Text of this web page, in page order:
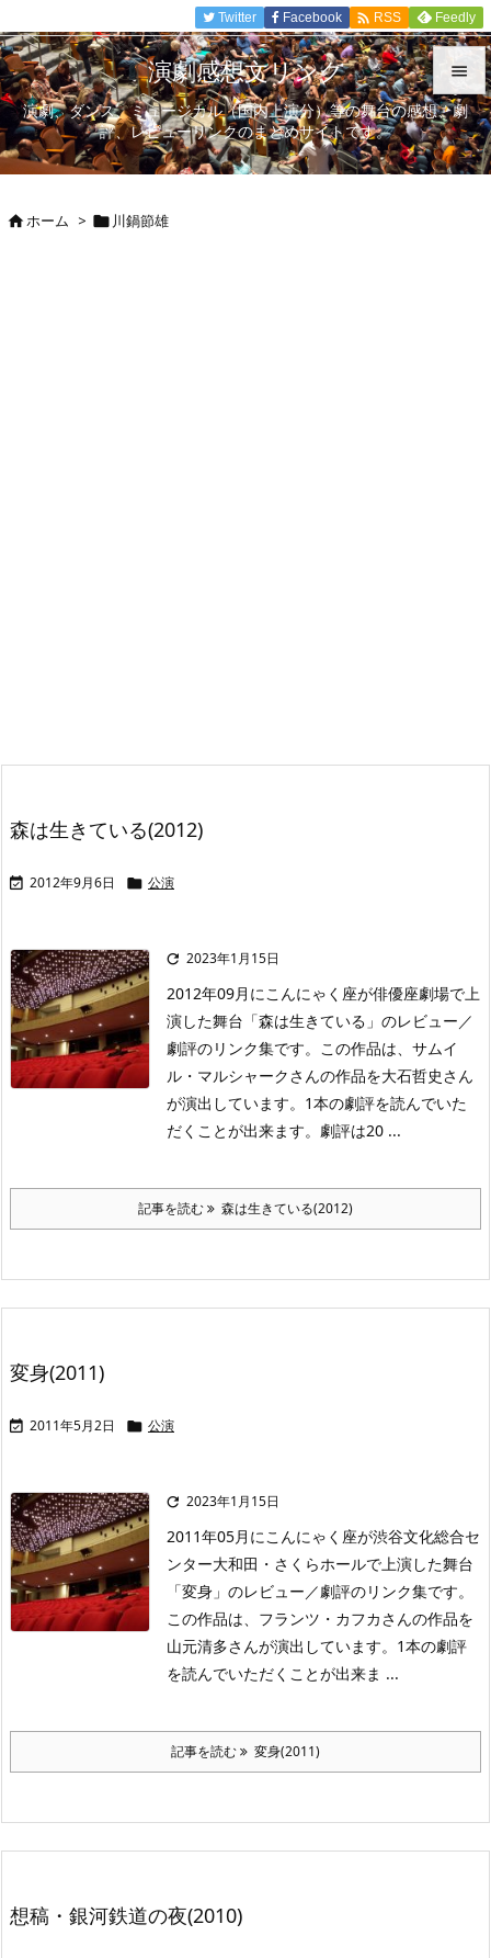


メニュ

Twitter Facebook  RSS Feedly
演劇感想文リンク
演劇、ダンス、ミュージカル（国内上演分）等の舞台の感想、劇
評、レビューリンクのまとめサイトです。
ホーム >  川鍋節雄
森は生きている(2012)
 2012年9月6日  公演
 2023年1月15日
2012年09月にこんにゃく座が俳優座劇場で上
演した舞台「森は生きている」のレビュー／
劇評のリンク集です。この作品は、サムイ
ル・マルシャークさんの作品を大石哲史さん
が演出しています。1本の劇評を読んでいた
だくことが出来ます。劇評は20 ...
記事を読む 森は生きている(2012)
変身(2011)
 2011年5月2日  公演
 2023年1月15日
2011年05月にこんにゃく座が渋谷文化総合セ
ンター大和田・さくらホールで上演した舞台
「変身」のレビュー／劇評のリンク集です。
この作品は、フランツ・カフカさんの作品を
山元清多さんが演出しています。1本の劇評
を読んでいただくことが出来ま ...
記事を読む 変身(2011)
想稿・銀河鉄道の夜(2010)